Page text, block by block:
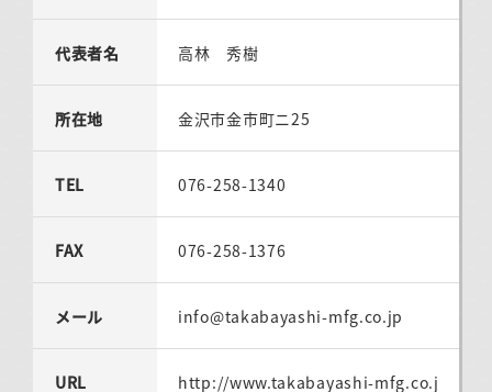
代表者名 高林 秀樹
所在地 金沢市金市町ニ25
TEL 076-258-1340
FAX 076-258-1376
メール info@takabayashi-mfg.co.jp
URL
http://www.takabayashi-mfg.co.j